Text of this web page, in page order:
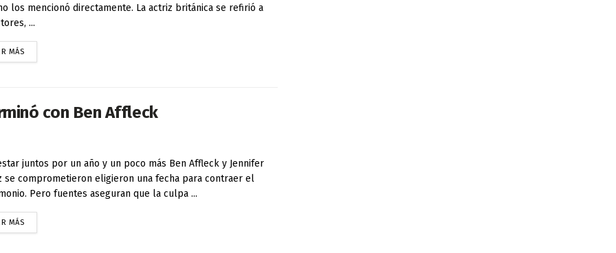
los mencionó directamente. La actriz británica se refirió a
...
MÁS
con Ben Affleck
juntos por un año y un poco más Ben Affleck y Jennifer
se comprometieron eligieron una fecha para contraer el
Pero fuentes aseguran que la culpa ...
MÁS